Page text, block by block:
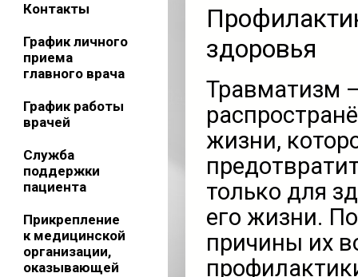
Контакты
График личного
приема
главного врача
График работы
врачей
Служба
поддержки
пациента
Прикрепление
к медицинской
организации,
оказывающей
здоровья
Травматизм
жизни,
только для
его жизни.
причины их